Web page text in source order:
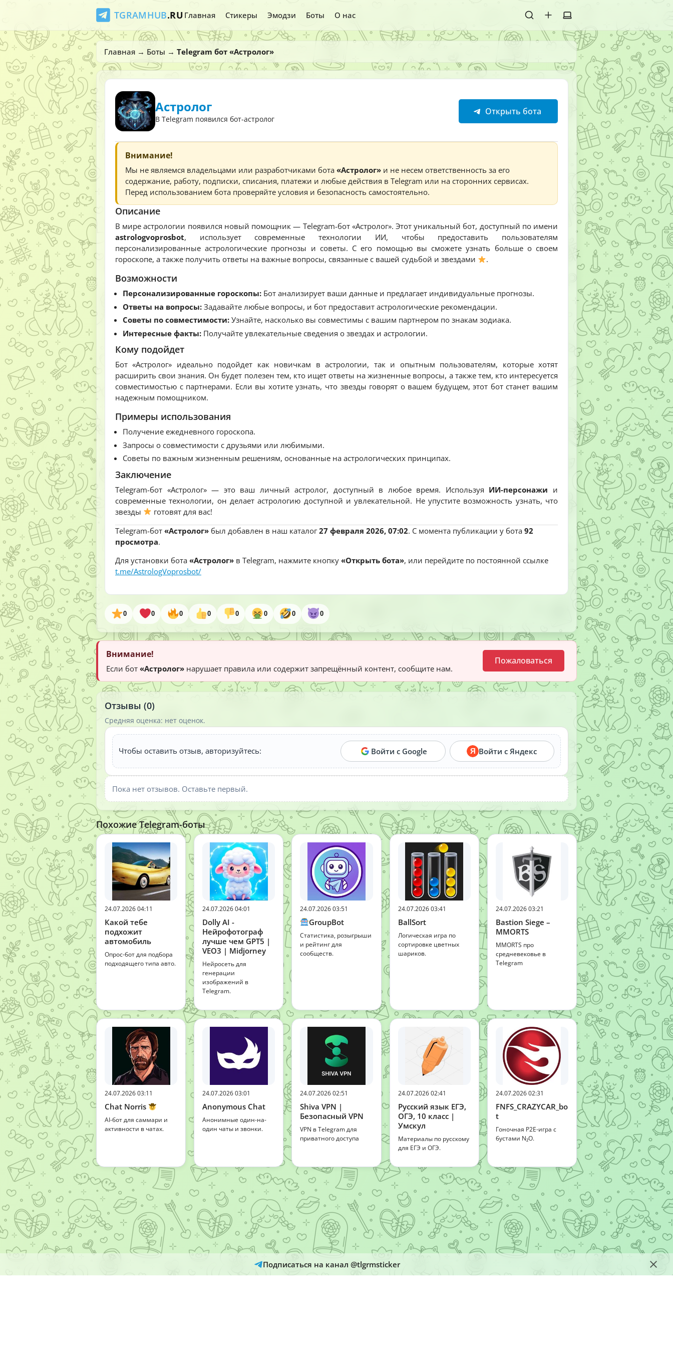
TGRAMHUB.RU Главная Стикеры Эмодзи Боты О нас
Главная → Боты → Telegram бот «Астролог»
Астролог
В Telegram появился бот-астролог
Открыть бота
Внимание!
Мы не являемся владельцами или разработчиками бота «Астролог» и не несем ответственность за его
содержание, работу, подписки, списания, платежи и любые действия в Telegram или на сторонних сервисах.
Перед использованием бота проверяйте условия и безопасность самостоятельно.
Описание
В мире астрологии появился новый помощник — Telegram-бот «Астролог». Этот уникальный бот, доступный по имени
astrologvoprosbot, использует современные технологии ИИ, чтобы предоставить пользователям
персонализированные астрологические прогнозы и советы. С его помощью вы сможете узнать больше о своем
гороскопе, а также получить ответы на важные вопросы, связанные с вашей судьбой и звездами
.
Возможности
Персонализированные гороскопы: Бот анализирует ваши данные и предлагает индивидуальные прогнозы.
Ответы на вопросы: Задавайте любые вопросы, и бот предоставит астрологические рекомендации.
Советы по совместимости: Узнайте, насколько вы совместимы с вашим партнером по знакам зодиака.
Интересные факты: Получайте увлекательные сведения о звездах и астрологии.
Кому подойдет
Бот «Астролог» идеально подойдет как новичкам в астрологии, так и опытным пользователям, которые хотят
расширить свои знания. Он будет полезен тем, кто ищет ответы на жизненные вопросы, а также тем, кто интересуется
совместимостью с партнерами. Если вы хотите узнать, что звезды говорят о вашем будущем, этот бот станет вашим
надежным помощником.
Примеры использования
Получение ежедневного гороскопа.
Запросы о совместимости с друзьями или любимыми.
Советы по важным жизненным решениям, основанные на астрологических принципах.
Заключение
Telegram-бот «Астролог» — это ваш личный астролог, доступный в любое время. Используя ИИ-персонажи и
современные технологии, он делает астрологию доступной и увлекательной. Не упустите возможность узнать, что
звезды
готовят для вас!
Telegram-бот «Астролог» был добавлен в наш каталог27 февраля 2026, 07:02. С момента публикации у бота 92
просмотра.
Для установки бота «Астролог» в Telegram, нажмите кнопку «Открыть бота», или перейдите по постоянной ссылке
t.me/AstrologVoprosbot/
0 0 0 0 0 0 0 0
Внимание!
Если бот «Астролог» нарушает правила или содержит запрещённый контент, сообщите нам.
Пожаловаться
Отзывы (0)
Средняя оценка: нет оценок.
Чтобы оставить отзыв, авторизуйтесь: Войти с Google Я Войти с Яндекс
Пока нет отзывов. Оставьте первый.
Похожие Telegram-боты
24.07.2026 04:11
Какой тебе
подхожит
автомобиль
Опрос-бот для подбора
подходящего типа авто.
24.07.2026 04:01
Dolly AI -
Нейрофотограф
лучше чем GPT5 |
VEO3 | Midjorney
Нейросеть для
генерации
изображений в
Telegram.
24.07.2026 03:51
GroupBot
Статистика, розыгрыши
и рейтинг для
сообществ.
24.07.2026 03:41
BallSort
Логическая игра по
сортировке цветных
шариков.
24.07.2026 03:21
Bastion Siege –
MMORTS
MMORTS про
средневековье в
Telegram
24.07.2026 03:11
Chat Norris
AI-бот для саммари и
активности в чатах.
24.07.2026 03:01
Anonymous Chat
Анонимные один-на-
один чаты и звонки.
24.07.2026 02:51
Shiva VPN |
Безопасный VPN
VPN в Telegram для
приватного доступа
24.07.2026 02:41
Русский язык ЕГЭ,
ОГЭ, 10 класс |
Умскул
Материалы по русскому
для ЕГЭ и ОГЭ.
24.07.2026 02:31
FNFS_CRAZYCAR_bo
t
Гоночная P2E-игра с
бустами N₂O.
Подписаться на канал @tlgrmsticker